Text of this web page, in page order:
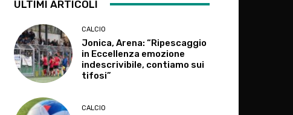
ULTIMI ARTICOLI
CALCIO
Jonica, Arena: “Ripescaggio
in Eccellenza emozione
indescrivibile, contiamo sui
tifosi”
CALCIO